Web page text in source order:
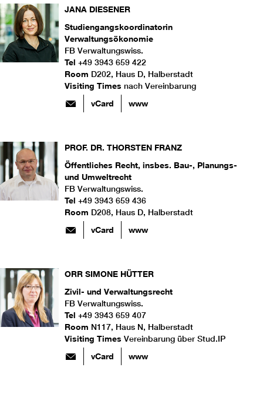
JANA DIESENER
Studiengangskoordinatorin
Verwaltungsökonomie
FB Verwaltungswiss.
Tel +49 3943 659 422
Room D202, Haus D, Halberstadt
Visiting Times nach Vereinbarung
vCard www
PROF. DR. THORSTEN FRANZ
Öffentliches Recht, insbes. Bau-, Planungs-
und Umweltrecht
FB Verwaltungswiss.
Tel +49 3943 659 436
Room D208, Haus D, Halberstadt
vCard www
ORR SIMONE HÜTTER
Zivil- und Verwaltungsrecht
FB Verwaltungswiss.
Tel +49 3943 659 407
Room N117, Haus N, Halberstadt
Visiting Times Vereinbarung über Stud.IP
vCard www